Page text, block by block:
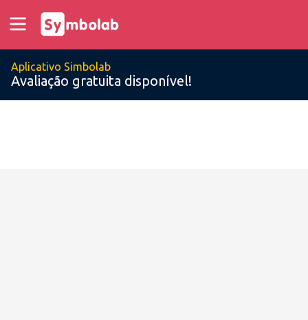
Aplicativo Simbolab
Avaliação gratuita disponível!